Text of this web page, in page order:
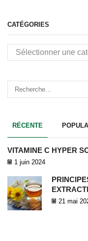
CATÉGORIES
RÉCENTE
VITAMINE C HYPER
1 juin 2024
21 mai